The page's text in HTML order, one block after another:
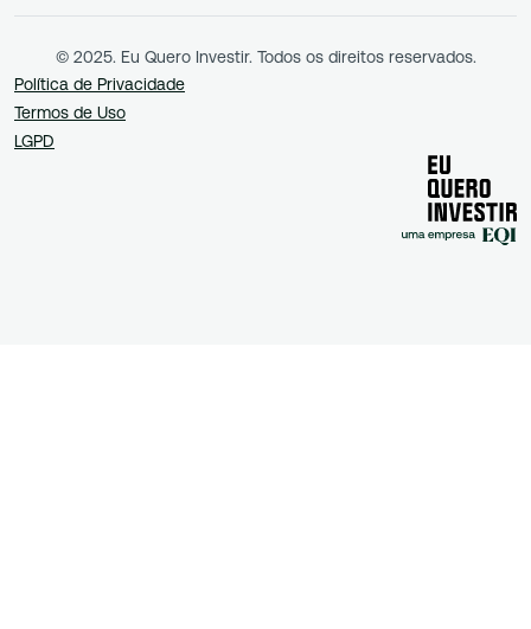
© 2025. Eu Quero Investir. Todos os direitos reservados.
Política de Privacidade
Termos de Uso
LGPD